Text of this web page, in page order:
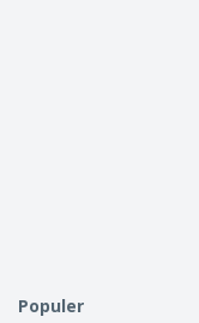
Populer